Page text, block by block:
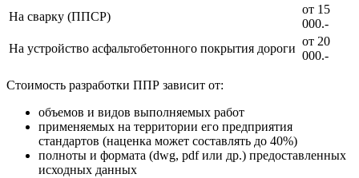
На сварку (ППСР)
от 15
000.-
На устройство асфальтобетонного покрытия дороги
от 20
000.-
Стоимость разработки ППР зависит от:
объемов и видов выполняемых работ
применяемых на территории его предприятия
стандартов (наценка может составлять до 40%)
полноты и формата (dwg, pdf или др.) предоставленных
исходных данных